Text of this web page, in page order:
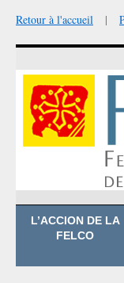
Retour à l'accueil |
AllerL’ACCION DE LA
FELCO